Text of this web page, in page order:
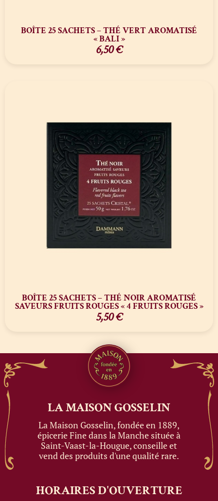
BOÎTE 25 SACHETS – THÉ VERT AROMATISÉ
« BALI »
6,50€
BOÎTE 25 SACHETS – THÉ NOIR AROMATISÉ
SAVEURS FRUITS ROUGES « 4 FRUITS ROUGES »
5,50€
LA MAISONGOSSELIN
La Maison Gosselin, fondée en 1889,
épicerie Fine dans la Manche située à
Saint-Vaast-la-Hougue, conseille et
vend des produits d'une qualité rare.
HORAIRESD'OUVERTURE